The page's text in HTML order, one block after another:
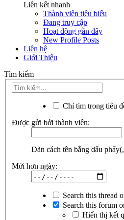
Liên kết nhanh
Thành viên tiêu biểu
Đang truy cập
Hoạt động gần đây
New Profile Posts
Liên hệ
Giới Thiệu
Tìm kiếm
Chỉ tìm trong tiêu
Được gửi bởi thành viên:
Dãn cách tên bằng dấu
Mới hơn ngày:
Search this thread
Search this forum
Hiển thị kết